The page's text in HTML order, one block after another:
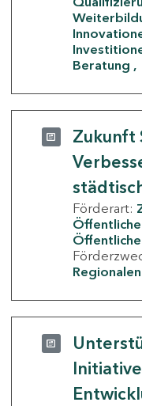
Beratung
Zukunft
Förderart: